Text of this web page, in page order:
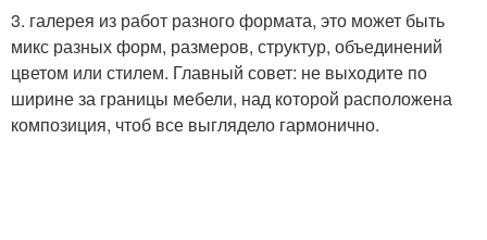
3. галерея из работ разного формата, это может быть
микс разных форм, размеров, структур, объединений
цветом или стилем. Главный совет: не выходите по
ширине за границы мебели, над которой расположена
композиция, чтоб все выглядело гармонично.